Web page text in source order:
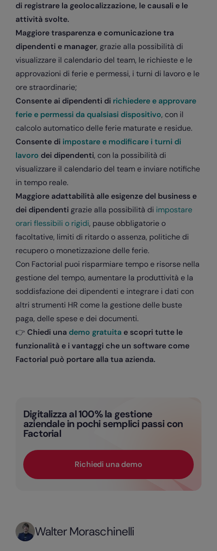
di registrare la geolocalizzazione, le causali e le
attività svolte.
Maggiore trasparenza e comunicazione tra
dipendenti e manager, grazie alla possibilità di
visualizzare il calendario del team, le richieste e le
approvazioni di ferie e permessi, i turni di lavoro e le
ore straordinarie;
Consente ai dipendenti di richiedere e approvare
ferie e permessi da qualsiasi dispositivo, con il
calcolo automatico delle ferie maturate e residue.
Consente di impostare e modificare i turni di
lavoro dei dipendenti, con la possibilità di
visualizzare il calendario del team e inviare notifiche
in tempo reale.
Maggiore adattabilità alle esigenze del business e
dei dipendenti grazie alla possibilità di impostare
orari flessibili o rigidi, pause obbligatorie o
facoltative, limiti di ritardo o assenza, politiche di
recupero o monetizzazione delle ferie.
Con Factorial puoi risparmiare tempo e risorse nella
gestione del tempo, aumentare la produttività e la
soddisfazione dei dipendenti e integrare i dati con
altri strumenti HR come la gestione delle buste
paga, delle spese e dei documenti.
👉 Chiedi una demo gratuita e scopri tutte le
funzionalità e i vantaggi che un software come
Factorial può portare alla tua azienda.
Digitalizza al 100% la gestione
aziendale in pochi semplici passi con
Factorial
Richiedi una demo
Walter Moraschinelli